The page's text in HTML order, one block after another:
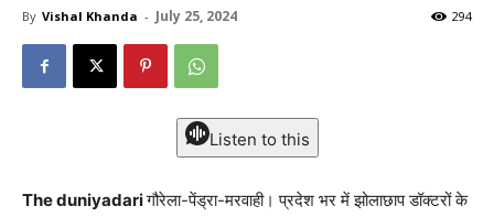
By Vishal Khanda - July 25, 2024 294
Listen to this
The duniyadariगौरेला-पेंड्रा-मरवाही। प्रदेश भर में झोलाछाप डॉक्टरों के